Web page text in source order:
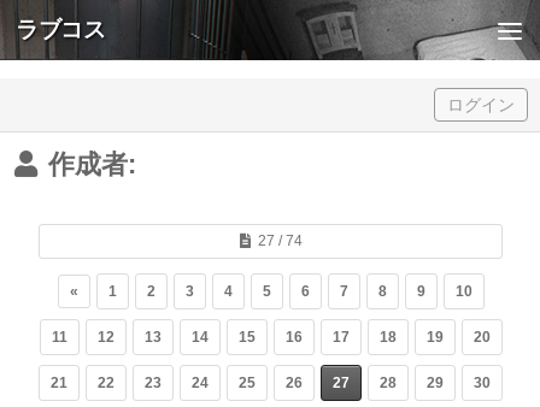
Skip to content
ラブコス
ログイン
作成者:
27 / 74
« 1 2 3 4 5 6 7 8 9 10
11 12 13 14 15 16 17 18 19 20
21 22 23 24 25 26 27 28 29 30